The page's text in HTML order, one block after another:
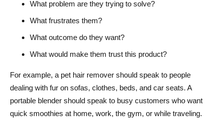
What problem are they trying to solve?
What frustrates them?
What outcome do they want?
What would make them trust this product?
For example, a pet hair remover should speak to people
dealing with fur on sofas, clothes, beds, and car seats. A
portable blender should speak to busy customers who want
quick smoothies at home, work, the gym, or while traveling.